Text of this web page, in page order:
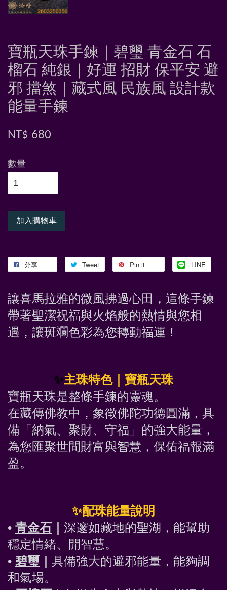
寶瓶天珠手鍊｜碧璽 青金石 石
榴石 純銀｜好運 招財 保平安 避
邪 擋煞｜藏式風 民族風 設計款
能量手鍊
NT$ 680
數量
加入購物車
分享 Tweet Pin it LINE
讓喜馬拉雅的微風拂過心田，這條手鍊
帶著聖潔祝福與火焰般的熱情與您相
遇，讓斑斕色彩為您轉動福運！
✨主珠特色｜寶瓶天珠
寶瓶天珠是整條手鍊的靈魂。
在藏傳佛教中，象徵佛陀功德圓滿，具
備「納氣、聚財、守福」的強大能量，
為您匯聚世間財富與智慧，保佑福報滿
盈。
✨配珠能量說明
• 青金石
深邃如藏地的聖湖，能幫助
穩定情緒、開智慧。
• 碧璽
具備強大的避邪能量，能夠調
和氣場。